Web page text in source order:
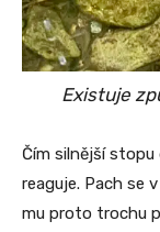
Existuje
Čím silnější
reaguje. Pach se
mu proto trochu